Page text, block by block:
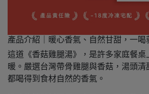
產品介紹｜暖心香氣、自然甘甜，一
這道《香菇雞腿湯》，是許多家庭餐桌
暖。嚴選台灣帶骨雞腿與香菇，湯頭清
都喝得到食材自然的香氣。